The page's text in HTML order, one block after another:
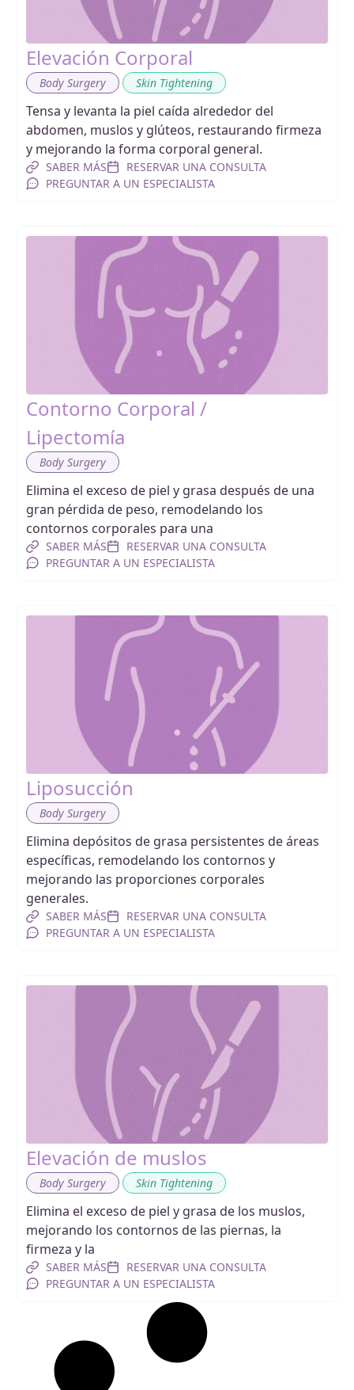
Elevación Corporal
Body Surgery Skin Tightening
Tensa y levanta la piel caída alrededor del
abdomen, muslos y glúteos, restaurando firmeza
y mejorando la forma corporal general.
SABER MÁS
RESERVAR UNA CONSULTA
PREGUNTAR A UN ESPECIALISTA
Contorno Corporal /
Lipectomía
Body Surgery
Elimina el exceso de piel y grasa después de una
gran pérdida de peso, remodelando los
contornos corporales para una
SABER MÁS
RESERVAR UNA CONSULTA
PREGUNTAR A UN ESPECIALISTA
Liposucción
Body Surgery
Elimina depósitos de grasa persistentes de áreas
específicas, remodelando los contornos y
mejorando las proporciones corporales
generales.
SABER MÁS
RESERVAR UNA CONSULTA
PREGUNTAR A UN ESPECIALISTA
Elevación de muslos
Body Surgery Skin Tightening
Elimina el exceso de piel y grasa de los muslos,
mejorando los contornos de las piernas, la
firmeza y la
SABER MÁS
RESERVAR UNA CONSULTA
PREGUNTAR A UN ESPECIALISTA